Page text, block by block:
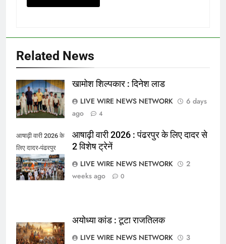
Related News
​खामोश शिल्पकार : दिनेश लाड
LIVE WIRE NEWS NETWORK
6 days
ago
4
आषाढ़ी वारी 2026 के
लिए दादर-पंढरपुर
विशेष ट्रेन
आषाढ़ी वारी 2026 : पंढरपुर के लिए दादर से
2 विशेष ट्रेनें
LIVE WIRE NEWS NETWORK
2
weeks ago
0
अयोध्या कांड : टूटा राजतिलक
LIVE WIRE NEWS NETWORK
3